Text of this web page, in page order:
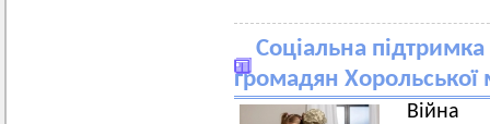
Соціальна
громадян Хорольської